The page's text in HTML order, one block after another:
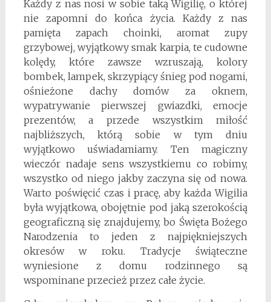
Każdy z nas nosi w sobie taką Wigilię, o której
nie zapomni do końca życia. Każdy z nas
pamięta zapach choinki, aromat zupy
grzybowej, wyjątkowy smak karpia, te cudowne
kolędy, które zawsze wzruszają, kolory
bombek, lampek, skrzypiący śnieg pod nogami,
ośnieżone dachy domów za oknem,
wypatrywanie pierwszej gwiazdki, emocje
prezentów, a przede wszystkim miłość
najbliższych, którą sobie w tym dniu
wyjątkowo uświadamiamy. Ten magiczny
wieczór nadaje sens wszystkiemu co robimy,
wszystko od niego jakby zaczyna się od nowa.
Warto poświęcić czas i pracę, aby każda Wigilia
była wyjątkowa, obojętnie pod jaką szerokością
geograficzną się znajdujemy, bo Święta Bożego
Narodzenia to jeden z najpiękniejszych
okresów w roku. Tradycje świąteczne
wyniesione z domu rodzinnego są
wspominane przecież przez całe życie.